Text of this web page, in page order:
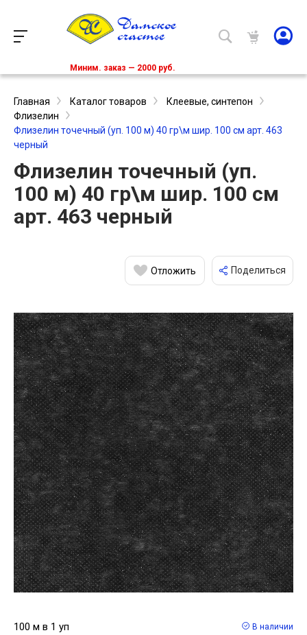
Миним. заказ — 2000 руб.
Главная Каталог товаров
Клеевые, синтепон
Флизелин
Флизелин точечный (уп. 100 м) 40 гр\м шир. 100 см арт. 463
черный
Флизелин точечный (уп.
100 м) 40 гр\м шир. 100 см
арт. 463 черный
Отложить Поделиться
100 м в 1 уп
В наличии